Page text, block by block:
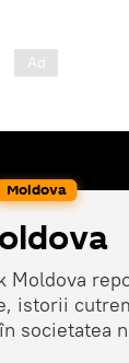
Moldova
istorii
societatea